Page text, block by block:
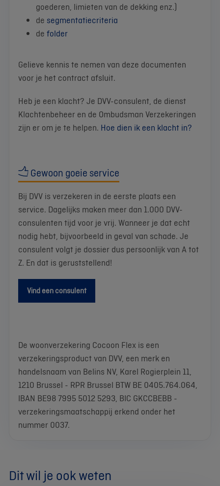
goederen, limieten van de dekking enz.)
de segmentatiecriteria
de folder
Gelieve kennis te nemen van deze documenten
voor je het contract afsluit.
Heb je een klacht? Je DVV-consulent, de dienst
Klachtenbeheer en de Ombudsman Verzekeringen
zijn er om je te helpen. Hoe dien ik een klacht in?
Gewoon goeie service
Bij DVV is verzekeren in de eerste plaats een
service. Dagelijks maken meer dan 1.000 DVV-
consulenten tijd voor je vrij. Wanneer je dat echt
nodig hebt, bijvoorbeeld in geval van schade. Je
consulent volgt je dossier dus persoonlijk van A tot
Z. En dat is geruststellend!
Vind een consulent
De woonverzekering Cocoon Flex is een
verzekeringsproduct van DVV, een merk en
handelsnaam van Belins NV, Karel Rogierplein 11,
1210 Brussel - RPR Brussel BTW BE 0405.764.064,
IBAN BE98 7995 5012 5293, BIC GKCCBEBB -
verzekeringsmaatschappij erkend onder het
nummer 0037.
Dit wil je ook weten